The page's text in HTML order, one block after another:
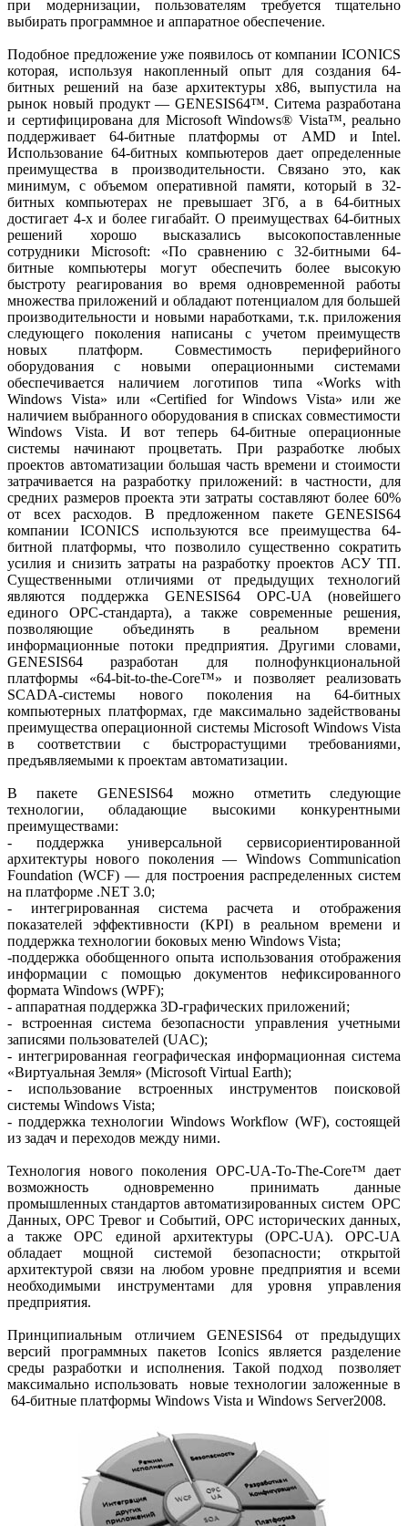
при модернизации, пользователям требуется тщательно
выбирать программное и аппаратное обеспечение.
Подобное предложение уже появилось от компании ICONICS
которая, используя накопленный опыт для создания 64-
битных решений на базе архитектуры x86, выпустила на
рынок новый продукт — GENESIS64™. Ситема разработана
и сертифицирована для Microsoft Windows® Vista™, реально
поддерживает 64-битные платформы от AMD и Intel.
Использование 64-битных компьютеров дает определенные
преимущества в производительности. Связано это, как
минимум, с объемом оперативной памяти, который в 32-
битных компьютерах не превышает 3Гб, а в 64-битных
достигает 4-х и более гигабайт. О преимуществах 64-битных
решений хорошо высказались высокопоставленные
сотрудники Microsoft: «По сравнению с 32-битными 64-
битные компьютеры могут обеспечить более высокую
быстроту реагирования во время одновременной работы
множества приложений и обладают потенциалом для большей
производительности и новыми наработками, т.к. приложения
следующего поколения написаны с учетом преимуществ
новых платформ. Совместимость периферийного
оборудования с новыми операционными системами
обеспечивается наличием логотипов типа «Works with
Windows Vista» или «Certified for Windows Vista» или же
наличием выбранного оборудования в списках совместимости
Windows Vista. И вот теперь 64-битные операционные
системы начинают процветать. При разработке любых
проектов автоматизации большая часть времени и стоимости
затрачивается на разработку приложений: в частности, для
средних размеров проекта эти затраты составляют более 60%
от всех расходов. В предложенном пакете GENESIS64
компании ICONICS используются все преимущества 64-
битной платформы, что позволило существенно сократить
усилия и снизить затраты на разработку проектов АСУ ТП.
Существенными отличиями от предыдущих технологий
являются поддержка GENESIS64 OPC-UA (новейшего
единого ОРС-стандарта), а также современные решения,
позволяющие объединять в реальном времени
информационные потоки предприятия. Другими словами,
GENESIS64 разработан для полнофункциональной
платформы «64-bit-to-the-Core™» и позволяет реализовать
SCADA-системы нового поколения на 64-битных
компьютерных платформах, где максимально задействованы
преимущества операционной системы Microsoft Windows Vista
в соответствии с быстрорастущими требованиями,
предъявляемыми к проектам автоматизации.
В пакете GENESIS64 можно отметить следующие
технологии, обладающие высокими конкурентными
преимуществами:
- поддержка универсальной сервисориентированной
архитектуры нового поколения — Windows Communication
Foundation (WCF) — для построения распределенных систем
на платформе .NET 3.0;
- интегрированная система расчета и отображения
показателей эффективности (KPI) в реальном времени и
поддержка технологии боковых меню Windows Vista;
-поддержка обобщенного опыта использования отображения
информации с помощью документов нефиксированного
формата Windows (WPF);
- аппаратная поддержка 3D-графических приложений;
- встроенная система безопасности управления учетными
записями пользователей (UAC);
- интегрированная географическая информационная система
«Виртуальная Земля» (Microsoft Virtual Earth);
- использование встроенных инструментов поисковой
системы Windows Vista;
- поддержка технологии Windows Workflow (WF), состоящей
из задач и переходов между ними.
Технология нового поколения OPC-UA-To-The-Core™ дает
возможность одновременно принимать данные
промышленных стандартов автоматизированных систем OPC
Данных, ОРС Тревог и Событий, ОРС исторических данных,
а также ОРС единой архитектуры (OPC-UA). OPC-UA
обладает мощной системой безопасности; открытой
архитектурой связи на любом уровне предприятия и всеми
необходимыми инструментами для уровня управления
предприятия.
Принципиальным отличием GENESIS64 от предыдущих
версий программных пакетов Iconics является разделение
среды разработки и исполнения. Такой подход позволяет
максимально использовать новые технологии заложенные в
64-битные платформы Windows Vista и Windows Server2008.